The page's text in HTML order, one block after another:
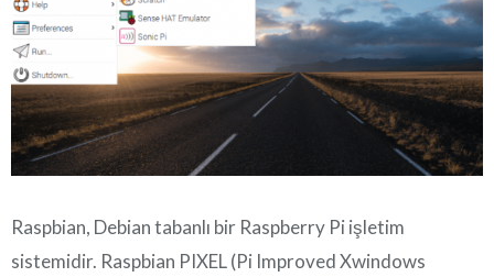
Raspbian, Debian tabanlı bir Raspberry Pi işletim
sistemidir. Raspbian PIXEL (Pi Improved Xwindows